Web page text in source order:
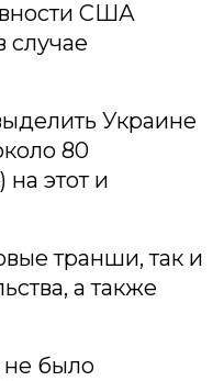
США
случае
Украине
80
этот и
транши, так и
а также
не было